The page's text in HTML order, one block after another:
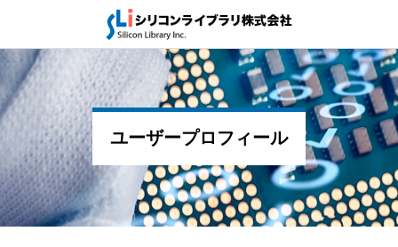
ユーザープロフィール